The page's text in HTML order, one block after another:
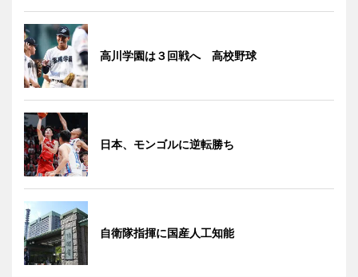
高川学園は３回戦へ 高校野球
日本、モンゴルに逆転勝ち
自衛隊指揮に国産人工知能